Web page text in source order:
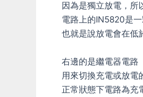
因為是獨立放電，所
電路上的IN5820是
也就是說放電會在低
右邊的是繼電器電路
用來切換充電或放電
正常狀態下電路為充